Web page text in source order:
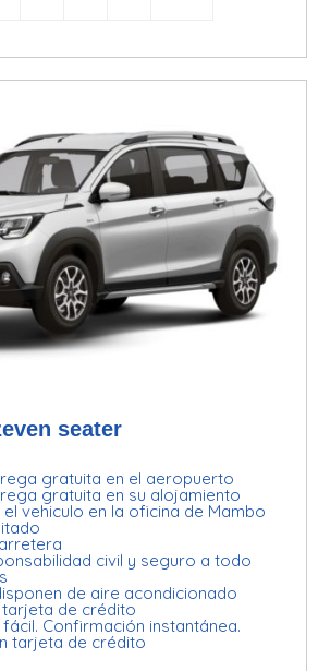
seater
gratuita en el aeropuerto
gratuita en su alojamiento
vehiculo en la oficina de Mambo
civil y seguro a todo
de aire acondicionado
de crédito
Confirmación instantánea.
tarjeta de crédito